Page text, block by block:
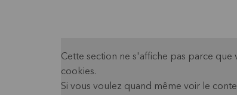
Cette section ne s'affiche pas parce que
cookies.
Si vous voulez quand même voir le